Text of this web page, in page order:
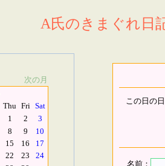
A氏のきまぐれ日
次の月
Thu Fri Sat
1
2
3
8 9
10
15 16
17
22 23
24
この日の
名前：